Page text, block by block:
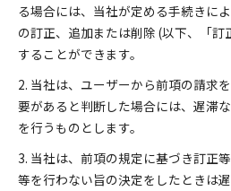
る場合には、当社が定める手続きに
の訂正、追加または削除 (以下、「
することができます。
2. 当社は、ユーザーから前項の請求
要があると判断した場合には、遅滞
を行うものとします。
3. 当社は、前項の規定に基づき訂正
等を行わない旨の決定をしたときは